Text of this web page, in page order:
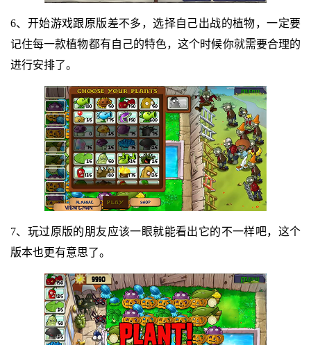
6、开始游戏跟原版差不多，选择自己出战的植物，一定要
记住每一款植物都有自己的特色，这个时候你就需要合理的
进行安排了。
7、玩过原版的朋友应该一眼就能看出它的不一样吧，这个
版本也更有意思了。